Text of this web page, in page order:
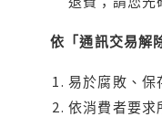
依「通訊交易解
易於腐敗、
依消費者要求